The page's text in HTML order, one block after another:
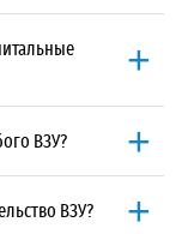
блок-контейнеров
котельных.
готовы его
ВЗУ?
первого
грубой
ВЗУ?